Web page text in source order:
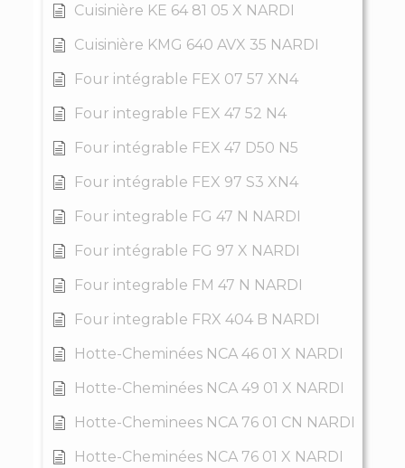
Cuisinière KE 64 81 05 X NARDI
Cuisinière KMG 640 AVX 35 NARDI
Four intégrable FEX 07 57 XN4
Four integrable FEX 47 52 N4
Four intégrable FEX 47 D50 N5
Four intégrable FEX 97 S3 XN4
Four integrable FG 47 N NARDI
Four intégrable FG 97 X NARDI
Four integrable FM 47 N NARDI
Four integrable FRX 404 B NARDI
Hotte-Cheminées NCA 46 01 X NARDI
Hotte-Cheminées NCA 49 01 X NARDI
Hotte-Cheminees NCA 76 01 CN NARDI
Hotte-Cheminées NCA 76 01 X NARDI